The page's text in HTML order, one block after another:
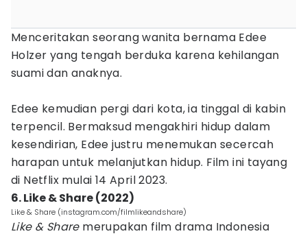
Menceritakan seorang wanita bernama Edee
Holzer yang tengah berduka karena kehilangan
suami dan anaknya.
Edee kemudian pergi dari kota, ia tinggal di kabin
terpencil. Bermaksud mengakhiri hidup dalam
kesendirian, Edee justru menemukan secercah
harapan untuk melanjutkan hidup. Film ini tayang
di Netflix mulai 14 April 2023.
6. Like & Share (2022)
Like & Share (instagram.com/filmlikeandshare)
Like & Sharemerupakan film drama Indonesia